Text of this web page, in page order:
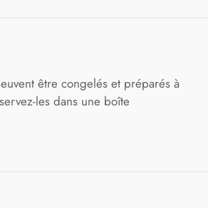
être congelés et préparés à
les dans une boîte